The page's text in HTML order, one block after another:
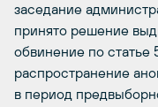
заседание
принято решение
обвинение по статье
распространение
в период